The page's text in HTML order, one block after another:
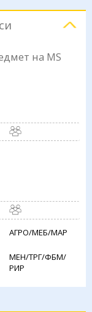
на MS
АГРО/МЕБ/МАР
МЕН/ТРГ/ФБМ/
РИР